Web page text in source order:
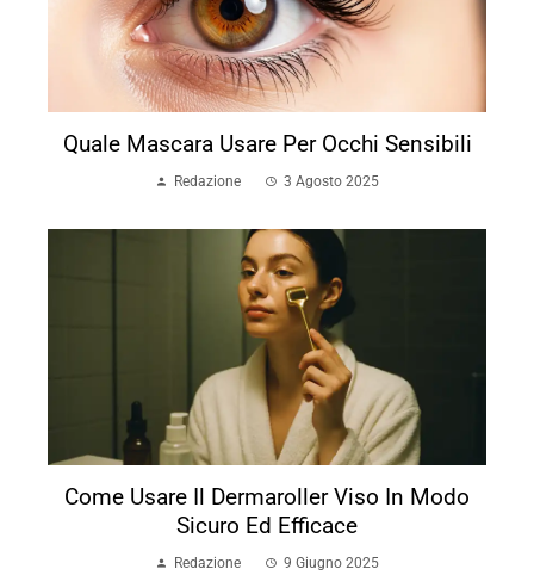
Quale Mascara Usare Per Occhi Sensibili
Redazione 3 Agosto 2025
Come Usare Il Dermaroller Viso In Modo
Sicuro Ed Efficace
Redazione 9 Giugno 2025